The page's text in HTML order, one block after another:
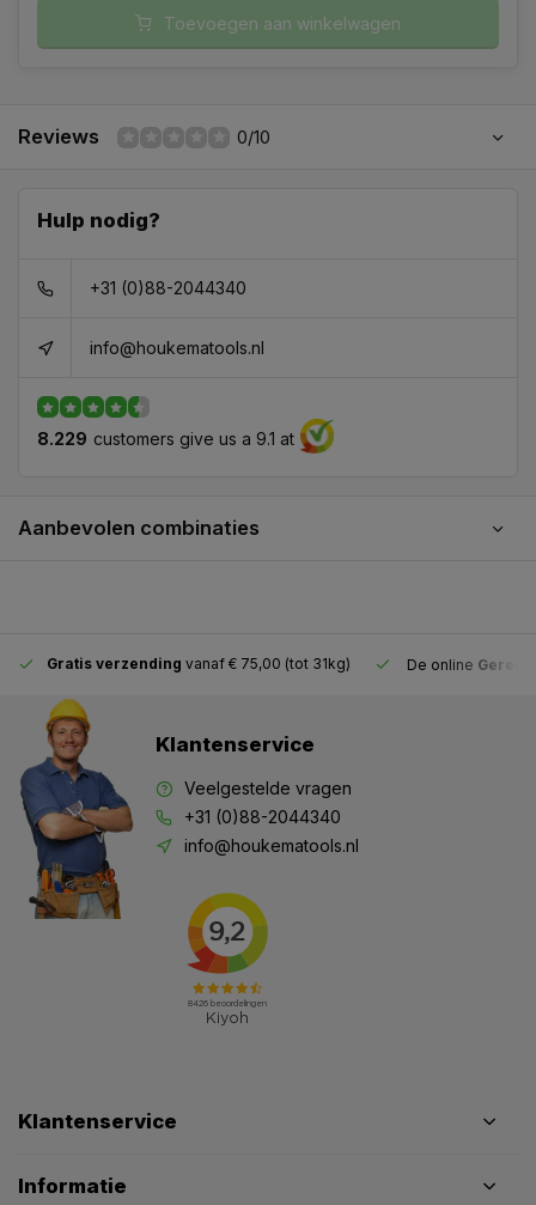
Toevoegen aan winkelwagen
Reviews 0/10
Hulp nodig?
+31 (0)88-2044340
info@houkematools.nl
8.229 customers give us a 9.1 at
Aanbevolen combinaties
Gratis verzending vanaf € 75,00 (tot 31kg) De online
Klantenservice
Veelgestelde vragen
+31 (0)88-2044340
info@houkematools.nl
Klantenservice
Informatie